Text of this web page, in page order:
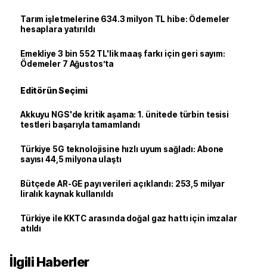
Tarım işletmelerine 634.3 milyon TL hibe: Ödemeler
hesaplara yatırıldı
Emekliye 3 bin 552 TL'lik maaş farkı için geri sayım:
Ödemeler 7 Ağustos’ta
Editörün Seçimi
Akkuyu NGS'de kritik aşama: 1. ünitede türbin tesisi
testleri başarıyla tamamlandı
Türkiye 5G teknolojisine hızlı uyum sağladı: Abone
sayısı 44,5 milyona ulaştı
Bütçede AR-GE payı verileri açıklandı: 253,5 milyar
liralık kaynak kullanıldı
Türkiye ile KKTC arasında doğal gaz hattı için imzalar
atıldı
İlgili Haberler